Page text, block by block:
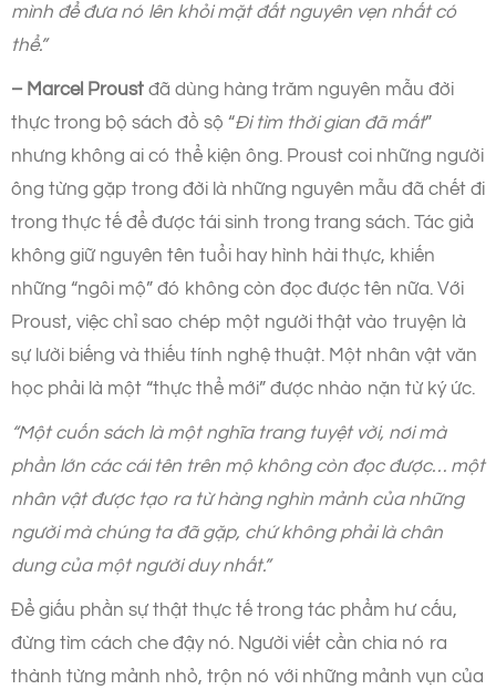
mình để đưa nó lên khỏi mặt đất nguyên vẹn nhất có
thể.”
– Marcel Proust đã dùng hàng trăm nguyên mẫu đời
thực trong bộ sách đồ sộ “Đi tìm thời gian đã mất”
nhưng không ai có thể kiện ông. Proust coi những người
ông từng gặp trong đời là những nguyên mẫu đã chết đi
trong thực tế để được tái sinh trong trang sách. Tác giả
không giữ nguyên tên tuổi hay hình hài thực, khiến
những “ngôi mộ” đó không còn đọc được tên nữa. Với
Proust, việc chỉ sao chép một người thật vào truyện là
sự lười biếng và thiếu tính nghệ thuật. Một nhân vật văn
học phải là một “thực thể mới” được nhào nặn từ ký ức.
“Một cuốn sách là một nghĩa trang tuyệt vời, nơi mà
phần lớn các cái tên trên mộ không còn đọc được… một
nhân vật được tạo ra từ hàng nghìn mảnh của những
người mà chúng ta đã gặp, chứ không phải là chân
dung của một người duy nhất.”
Để giấu phần sự thật thực tế trong tác phẩm hư cấu,
đừng tìm cách che đậy nó. Người viết cần chia nó ra
thành từng mảnh nhỏ, trộn nó với những mảnh vụn của